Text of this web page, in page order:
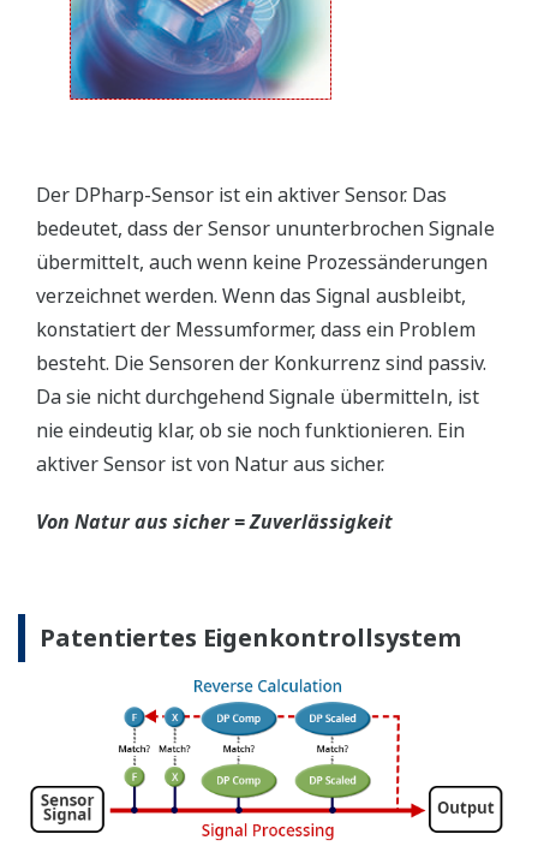
Der DPharp-Sensor ist ein aktiver Sensor. Das
bedeutet, dass der Sensor ununterbrochen Signale
übermittelt, auch wenn keine Prozessänderungen
verzeichnet werden. Wenn das Signal ausbleibt,
konstatiert der Messumformer, dass ein Problem
besteht. Die Sensoren der Konkurrenz sind passiv.
Da sie nicht durchgehend Signale übermitteln, ist
nie eindeutig klar, ob sie noch funktionieren. Ein
aktiver Sensor ist von Natur aus sicher.
Von Natur aus sicher = Zuverlässigkeit
Patentiertes Eigenkontrollsystem